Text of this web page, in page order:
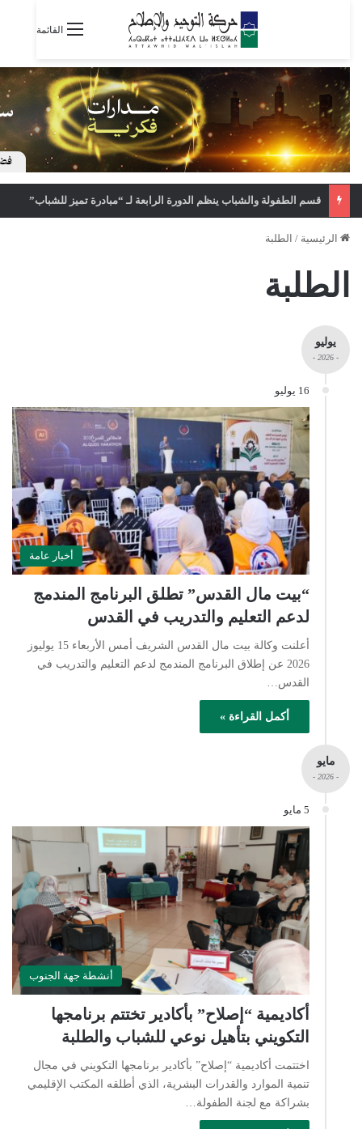
القائمة
قسم الطفولة والشباب ينظم الدورة الرابعة لـ “مبادرة تميز للشباب”
الرئيسية / الطلبة
الطلبة
يوليو
- 2026 -
16 يوليو
أخبار عامة
“بيت مال القدس” تطلق البرنامج المندمج
لدعم التعليم والتدريب في القدس
أعلنت وكالة بيت مال القدس الشريف أمس الأربعاء 15 يوليوز
2026 عن إطلاق البرنامج المندمج لدعم التعليم والتدريب في
القدس…
أكمل القراءة »
مايو
- 2026 -
5 مايو
أنشطة جهة الجنوب
أكاديمية “إصلاح” بأكادير تختتم برنامجها
التكويني بتأهيل نوعي للشباب والطلبة
اختتمت أكاديمية “إصلاح” بأكادير برنامجها التكويني في مجال
تنمية الموارد والقدرات البشرية، الذي أطلقه المكتب الإقليمي
بشراكة مع لجنة الطفولة…